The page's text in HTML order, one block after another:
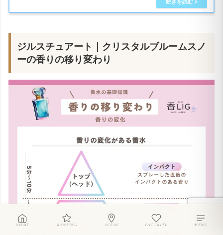
HOME RANKING SCENE FAVORITE MENU
ジルスチュアート｜クリスタルブルームスノ
ーの香りの移り変わり